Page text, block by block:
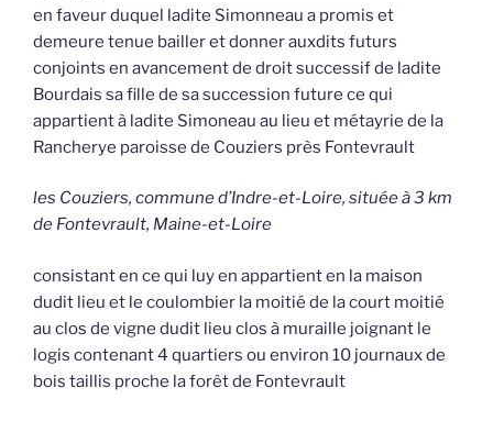
en faveur duquel ladite Simonneau a promis et
demeure tenue bailler et donner auxdits futurs
conjoints en avancement de droit successif de ladite
Bourdais sa fille de sa succession future ce qui
appartient à ladite Simoneau au lieu et métayrie de la
Rancherye paroisse de Couziers près Fontevrault
les Couziers, commune d’Indre-et-Loire, située à 3 km
de Fontevrault, Maine-et-Loire
consistant en ce qui luy en appartient en la maison
dudit lieu et le coulombier la moitié de la court moitié
au clos de vigne dudit lieu clos à muraille joignant le
logis contenant 4 quartiers ou environ 10 journaux de
bois taillis proche la forêt de Fontevrault